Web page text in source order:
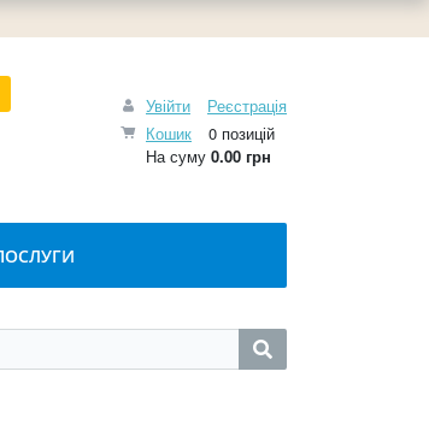
Увійти
Реєстрація
Кошик
0 позицій
На суму 0.00 грн